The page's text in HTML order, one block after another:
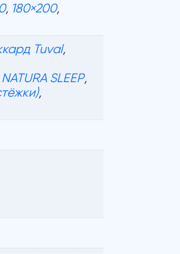
, 180×200,
Tuval,
SLEEP,
,